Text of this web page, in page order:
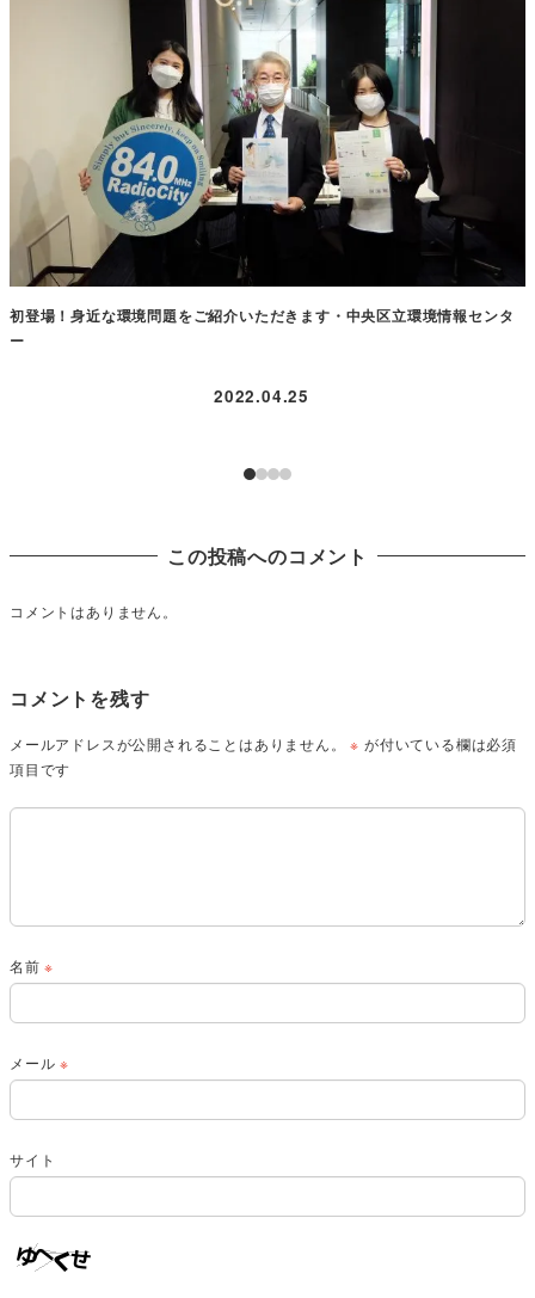
初登場！身近な環境問題をご紹介いただきます・中央区立環境情報センタ
ー
2022.04.25
この投稿へのコメント
コメントはありません。
コメントを残す
メールアドレスが公開されることはありません。 ※ が付いている欄は必須
項目です
名前※
メール※
サイト